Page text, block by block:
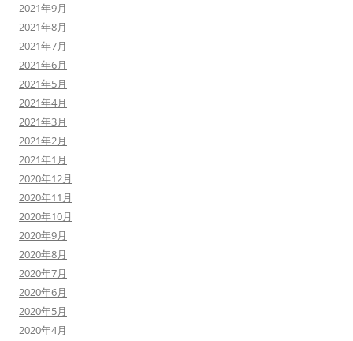
2021年9月
2021年8月
2021年7月
2021年6月
2021年5月
2021年4月
2021年3月
2021年2月
2021年1月
2020年12月
2020年11月
2020年10月
2020年9月
2020年8月
2020年7月
2020年6月
2020年5月
2020年4月